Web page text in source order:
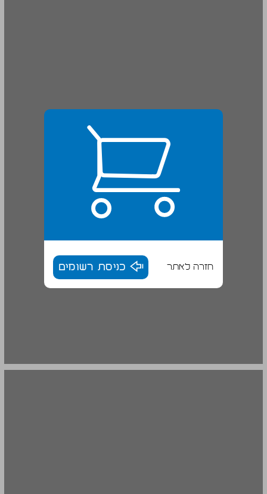
חזרה לאתר כניסת רשומים